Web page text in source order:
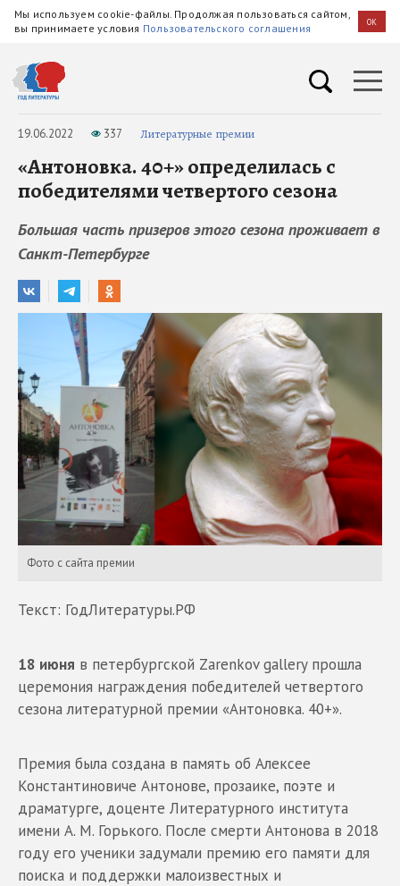
Мы используем cookie-файлы. Продолжая пользоваться сайтом,
вы принимаете условия Пользовательского соглашения OK
19.06.2022 337 Литературные премии
«Антоновка. 40+» определилась с
победителями четвертого сезона
Большая часть призеров этого сезона проживает в
Санкт-Петербурге
Фото с сайта премии
Текст: ГодЛитературы.РФ
18 июня в петербургской Zarenkov gallery прошла
церемония награждения победителей четвертого
сезона литературной премии «Антоновка. 40+».
Премия была создана в память об Алексее
Константиновиче Антонове, прозаике, поэте и
драматурге, доценте Литературного института
имени А. М. Горького. После смерти Антонова в 2018
году его ученики задумали премию его памяти для
поиска и поддержки малоизвестных и